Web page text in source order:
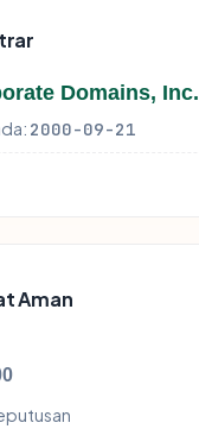
Domains, Inc.
2000-09-21
Aman